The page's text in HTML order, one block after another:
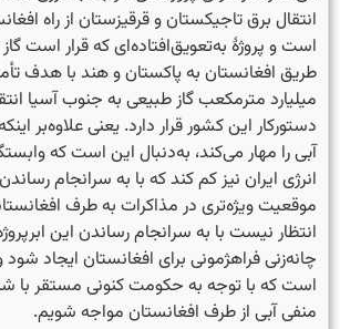
انتقال برق تاجیکستان و قرقیزستان از راه
است و پروژهٔ به‌تعویق‌افتاده‌ای که قرار است گاز
میلیارد مترمکعب گاز طبیعی به جنوب آسیا
دستورکار این کشور قرار دارد. یعنی علاوه‌‌بر
آبی را مهار می‌کند، به‌دنبال این است که
انرژی ایران نیز کم کند که با به سرانجام
موقعیت ویژه‌تری در مذاکرات به طرف
انتظار نیست با به سرانجام رساندن این
چانه‌زنی فراهژمونی برای افغانستان ایجاد
است که با توجه به حکومت کنونی مستقر با
منفی آبی از طرف افغانستان مواجه شویم.